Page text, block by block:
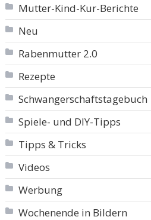
Mutter-Kind-Kur-Berichte
Neu
Rabenmutter 2.0
Rezepte
Schwangerschaftstagebuch
Spiele- und DIY-Tipps
Tipps & Tricks
Videos
Werbung
Wochenende in Bildern